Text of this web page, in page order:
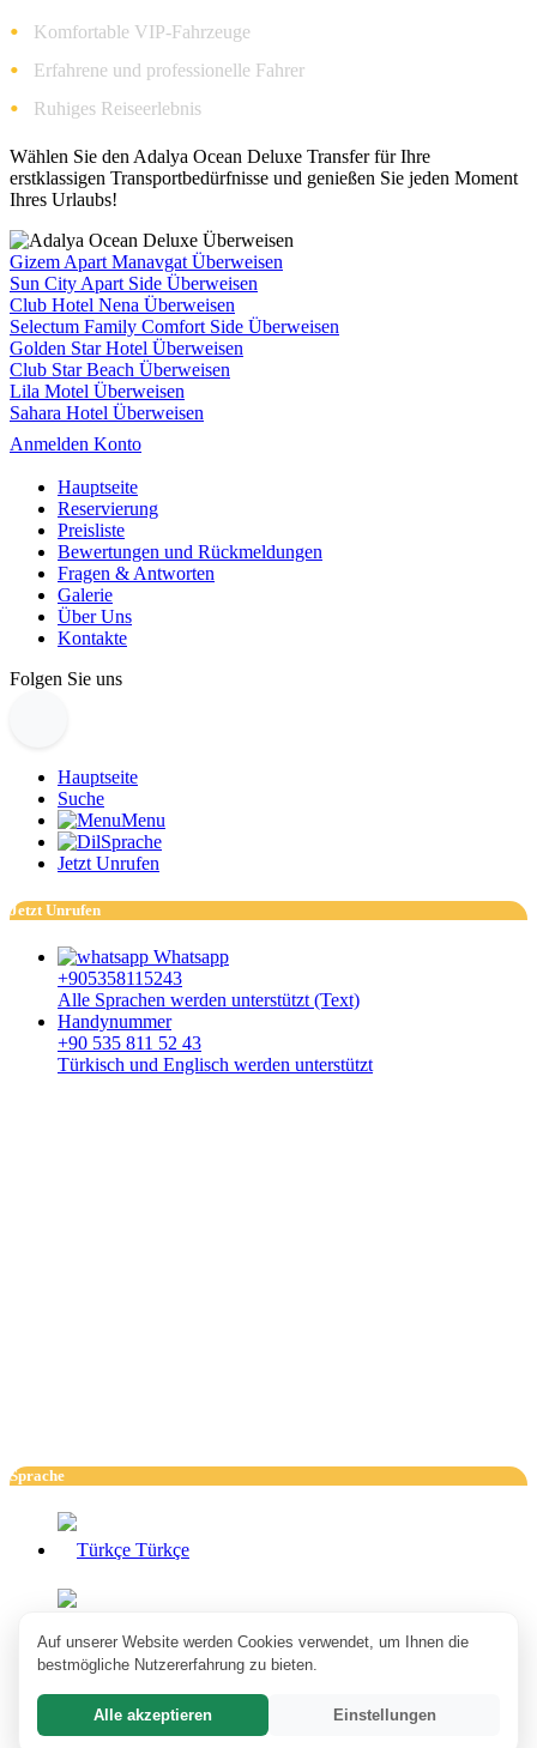
Auf unserer Website werden Cookies verwendet, um Ihnen die
bestmögliche Nutzererfahrung zu bieten.
Alle akzeptieren Einstellungen
Komfortable VIP-Fahrzeuge
Erfahrene und professionelle Fahrer
Ruhiges Reiseerlebnis
Wählen Sie den Adalya Ocean Deluxe Transfer für Ihre
erstklassigen Transportbedürfnisse und genießen Sie jeden Moment
Ihres Urlaubs!
Gizem Apart Manavgat Überweisen
Sun City Apart Side Überweisen
Club Hotel Nena Überweisen
Selectum Family Comfort Side Überweisen
Golden Star Hotel Überweisen
Club Star Beach Überweisen
Lila Motel Überweisen
Sahara Hotel Überweisen
Anmelden Konto
Hauptseite
Reservierung
Preisliste
Bewertungen und Rückmeldungen
Fragen & Antworten
Galerie
Über Uns
Kontakte
Folgen Sie uns
Hauptseite
Suche
Menu
Sprache
Jetzt Unrufen
Jetzt Unrufen
Whatsapp
+905358115243
Alle Sprachen werden unterstützt (Text)
Handynummer
+90 535 811 52 43
Türkisch und Englisch werden unterstützt
Sprache
Türkçe
Deutsch